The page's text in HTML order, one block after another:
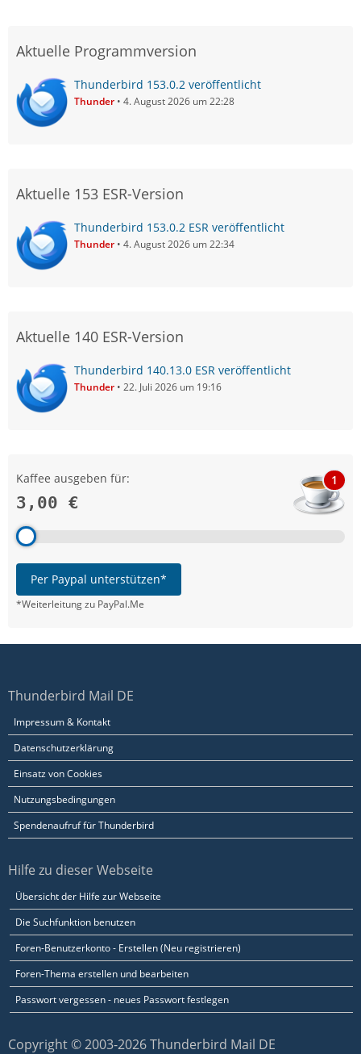
Aktuelle Programmversion
Thunderbird 153.0.2 veröffentlicht
Thunder 4. August 2026 um 22:28
Aktuelle 153 ESR-Version
Thunderbird 153.0.2 ESR veröffentlicht
Thunder 4. August 2026 um 22:34
Aktuelle 140 ESR-Version
Thunderbird 140.13.0 ESR veröffentlicht
Thunder 22. Juli 2026 um 19:16
Kaffee ausgeben für:
3,00 €
1
Per Paypal unterstützen*
*Weiterleitung zu PayPal.Me
Thunderbird Mail DE
Impressum & Kontakt
Datenschutzerklärung
Einsatz von Cookies
Nutzungsbedingungen
Spendenaufruf für Thunderbird
Hilfe zu dieser Webseite
Übersicht der Hilfe zur Webseite
Die Suchfunktion benutzen
Foren-Benutzerkonto - Erstellen (Neu registrieren)
Foren-Thema erstellen und bearbeiten
Passwort vergessen - neues Passwort festlegen
Copyright © 2003-2026 Thunderbird Mail DE